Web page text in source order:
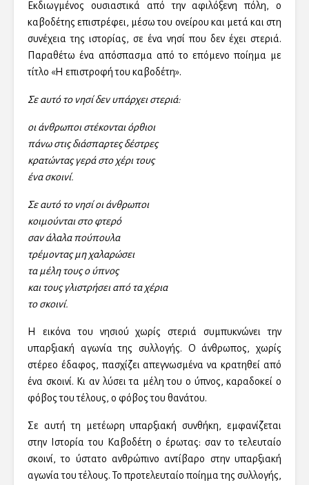
Εκδιωγμένος ουσιαστικά από την αφιλόξενη πόλη, ο
καβοδέτης επιστρέφει, μέσω του ονείρου και μετά και στη
συνέχεια της ιστορίας, σε ένα νησί που δεν έχει στεριά.
Παραθέτω ένα απόσπασμα από το επόμενο ποίημα με
τίτλο «Η επιστροφή του καβοδέτη».
Σε αυτό το νησί δεν υπάρχει στεριά:
οι άνθρωποι στέκονται όρθιοι
πάνω στις διάσπαρτες δέστρες
κρατώντας γερά στο χέρι τους
ένα σκοινί.
Σε αυτό το νησί οι άνθρωποι
κοιμούνται στο φτερό
σαν άλαλα πούπουλα
τρέμοντας μη χαλαρώσει
τα μέλη τους ο ύπνος
και τους γλιστρήσει από τα χέρια
το σκοινί.
Η εικόνα του νησιού χωρίς στεριά συμπυκνώνει την
υπαρξιακή αγωνία της συλλογής. Ο άνθρωπος, χωρίς
στέρεο έδαφος, πασχίζει απεγνωσμένα να κρατηθεί από
ένα σκοινί. Κι αν λύσει τα μέλη του ο ύπνος, καραδοκεί ο
φόβος του τέλους, ο φόβος του θανάτου.
Σε αυτή τη μετέωρη υπαρξιακή συνθήκη, εμφανίζεται
στην Ιστορία του Καβοδέτη ο έρωτας: σαν το τελευταίο
σκοινί, το ύστατο ανθρώπινο αντίβαρο στην υπαρξιακή
αγωνία του τέλους. Το προτελευταίο ποίημα της συλλογής,